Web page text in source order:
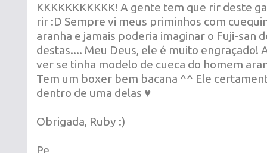
KKKKKKKKKKK! A gente tem que rir deste
rir :D Sempre vi meus priminhos com
aranha e jamais poderia imaginar o Fuji-san
destas.... Meu Deus, ele é muito engraçado!
ver se tinha modelo de cueca do homem
Tem um boxer bem bacana ^^ Ele
dentro de uma delas ♥
Obrigada, Ruby :)
Pe